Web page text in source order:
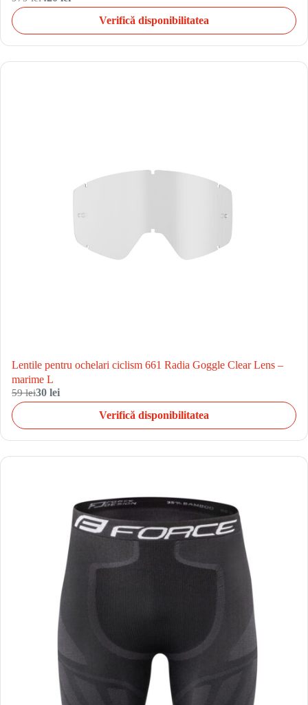
Verifică disponibilitatea
Lentile pentru ochelari ciclism 661 Radia Goggle Clear Lens –
marime L
59 lei30 lei
Verifică disponibilitatea